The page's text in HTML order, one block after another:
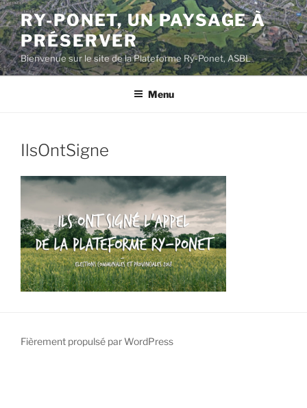
Aller
au
contenu
principal
RY-PONET, UN PAYSAGE À
PRÉSERVER
Bienvenue sur le site de la Plateforme Ry-Ponet, ASBL
Menu
IlsOntSigne
Fièrement propulsé par WordPress